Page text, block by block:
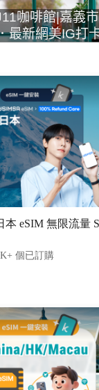
咖啡館|嘉義
最新網美IG打